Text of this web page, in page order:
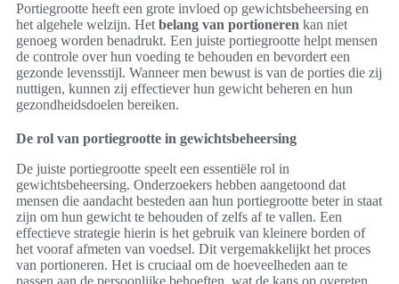
Portiegrootte heeft een grote invloed op gewichtsbeheersing en
het algehele welzijn. Het belang van portioneren kan niet
genoeg worden benadrukt. Een juiste portiegrootte helpt mensen
de controle over hun voeding te behouden en bevordert een
gezonde levensstijl. Wanneer men bewust is van de porties die zij
nuttigen, kunnen zij effectiever hun gewicht beheren en hun
gezondheidsdoelen bereiken.
De rol van portiegrootte in gewichtsbeheersing
De juiste portiegrootte speelt een essentiële rol in
gewichtsbeheersing. Onderzoekers hebben aangetoond dat
mensen die aandacht besteden aan hun portiegrootte beter in staat
zijn om hun gewicht te behouden of zelfs af te vallen. Een
effectieve strategie hierin is het gebruik van kleinere borden of
het vooraf afmeten van voedsel. Dit vergemakkelijkt het proces
van portioneren. Het is cruciaal om de hoeveelheden aan te